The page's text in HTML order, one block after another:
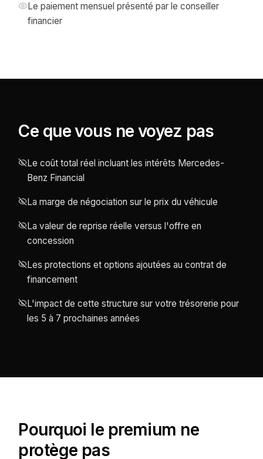
Le paiement mensuel présenté par le conseiller
financier
Ce que vous ne voyez pas
Le coût total réel incluant les intérêts Mercedes-
Benz Financial
La marge de négociation sur le prix du véhicule
La valeur de reprise réelle versus l'offre en
concession
Les protections et options ajoutées au contrat de
financement
L'impact de cette structure sur votre trésorerie pour
les 5 à 7 prochaines années
Pourquoi le premium ne
protège pas